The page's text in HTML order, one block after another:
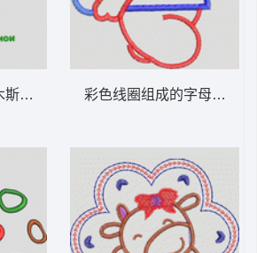
俄罗斯移民局鄂木斯克分局纪念徽章 卡通童